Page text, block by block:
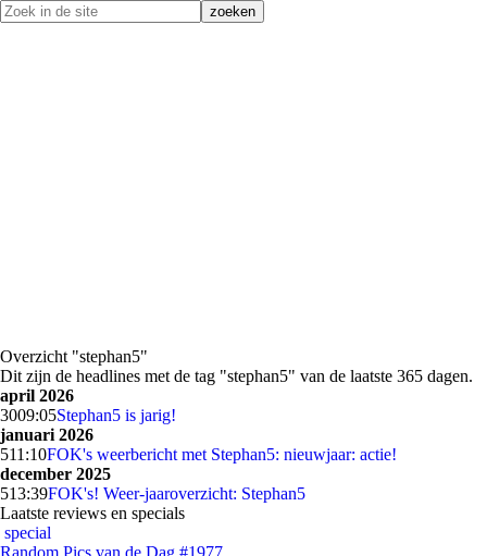
Overzicht "stephan5"
Dit zijn de headlines met de tag "stephan5" van de laatste 365 dagen.
april 2026
3009:05Stephan5 is jarig!
januari 2026
511:10FOK's weerbericht met Stephan5: nieuwjaar: actie!
december 2025
513:39FOK's! Weer-jaaroverzicht: Stephan5
Laatste reviews en specials
special
Random Pics van de Dag #1977